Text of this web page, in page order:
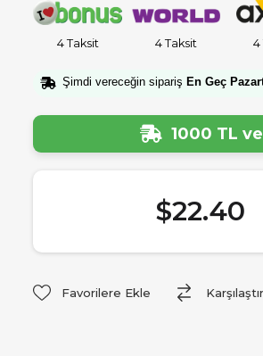
4 Taksit 4 Taksit 4
Şimdi vereceğin sipariş En Geç
1000 TL
$22.40
Favorilere Ekle Karşılaştır